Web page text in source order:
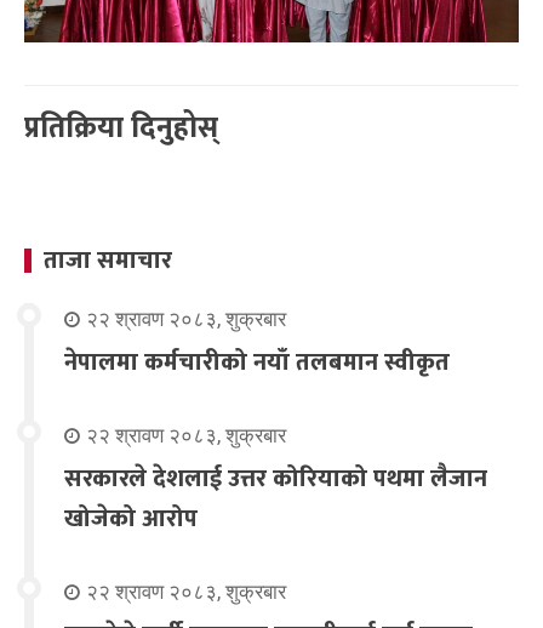
प्रतिक्रिया दिनुहोस्
ताजा समाचार
२२ श्रावण २०८३, शुक्रबार
नेपालमा कर्मचारीको नयाँ तलबमान स्वीकृत
२२ श्रावण २०८३, शुक्रबार
सरकारले देशलाई उत्तर कोरियाको पथमा लैजान
खोजेको आरोप
२२ श्रावण २०८३, शुक्रबार